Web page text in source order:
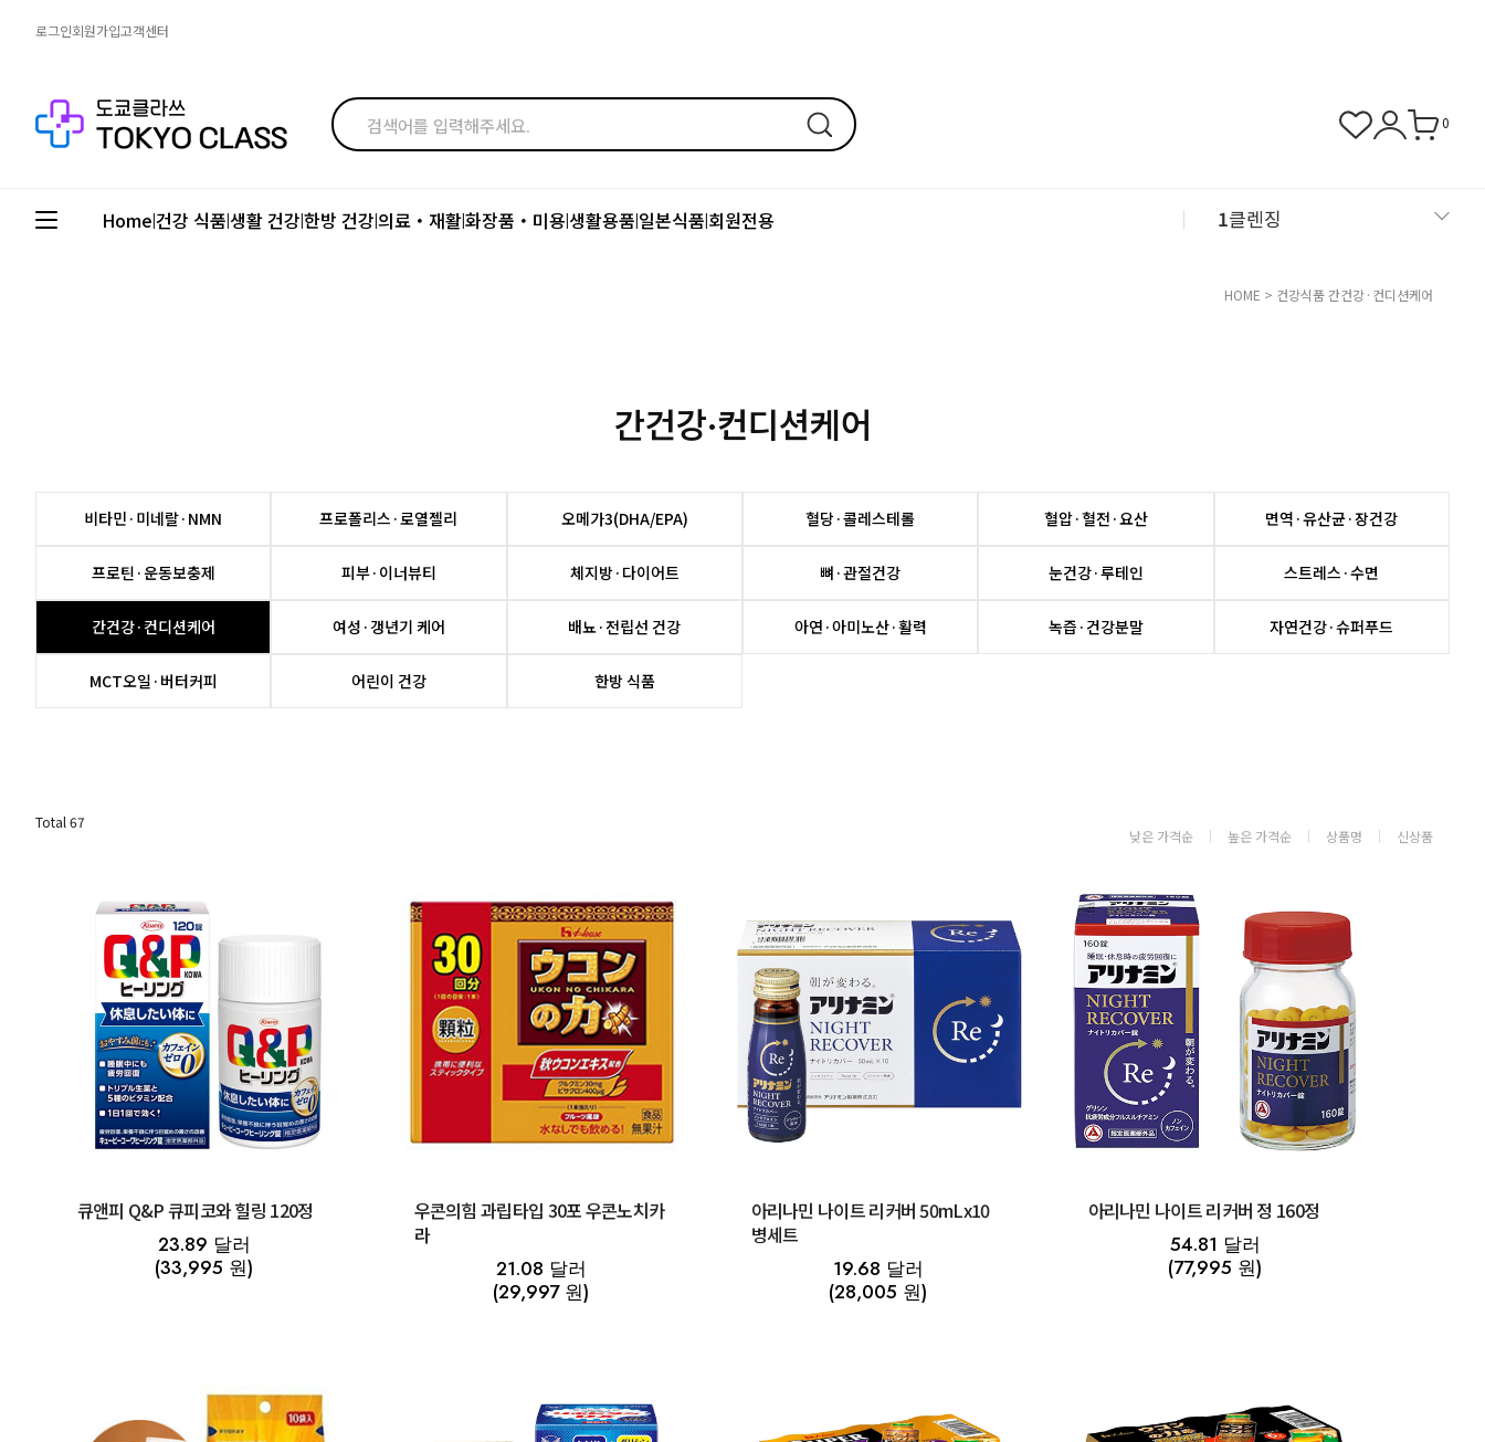
로그인회원가입고객센터
0
Home|건강 식품|생활 건강|한방 건강|의료・재활|화장품・미용|생활용품|일본식품|회원전용 1클렌징
HOME > 건강식품간건강·컨디션케어
간건강·컨디션케어
비타민·미네랄·NMN 프로폴리스·로열젤리 오메가3(DHA/EPA) 혈당·콜레스테롤 혈압·혈전·요산 면역·유산균·장건강
프로틴·운동보충제 피부·이너뷰티 체지방·다이어트 뼈·관절건강 눈건강·루테인 스트레스·수면
간건강·컨디션케어 여성·갱년기 케어 배뇨·전립선 건강 아연·아미노산·활력 녹즙·건강분말 자연건강·슈퍼푸드
MCT오일·버터커피 어린이 건강 한방 식품
Total 67
낮은 가격순 높은 가격순 상품명 신상품
큐앤피 Q&P 큐피코와 힐링 120정
23.89 달러
(33,995 원)
우콘의힘 과립타입 30포 우콘노치카
라
21.08 달러
(29,997 원)
아리나민 나이트 리커버 50mLx10
병세트
19.68 달러
(28,005 원)
아리나민 나이트 리커버 정 160정
54.81 달러
(77,995 원)